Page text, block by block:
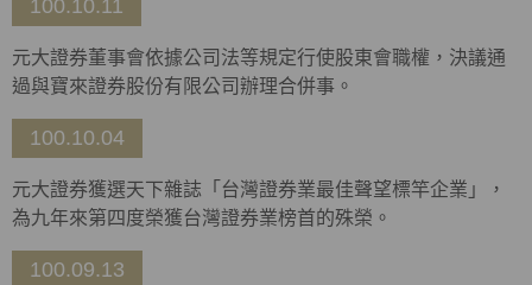
100.10.11
元大證券董事會依據公司法等規定行使股東會職權，決議通
過與寶來證券股份有限公司辦理合併事。
100.10.04
元大證券獲選天下雜誌「台灣證券業最佳聲望標竿企業」，
為九年來第四度榮獲台灣證券業榜首的殊榮。
100.09.13